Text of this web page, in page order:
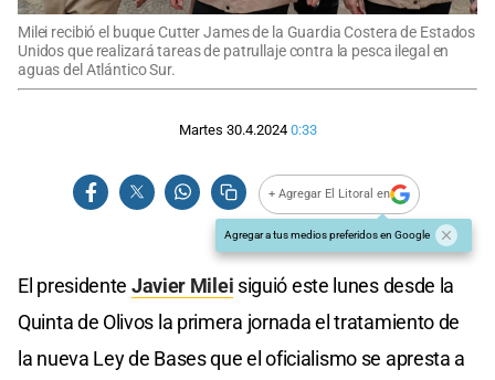
Milei recibió el buque Cutter James de la Guardia Costera de Estados
Unidos que realizará tareas de patrullaje contra la pesca ilegal en
aguas del Atlántico Sur.
Martes 30.4.2024 0:33
+ Agregar El Litoral en
Agregar a tus medios preferidos en Google
El presidente Javier Milei siguió este lunes desde la
Quinta de Olivos la primera jornada el tratamiento de
la nueva Ley de Bases que el oficialismo se apresta a